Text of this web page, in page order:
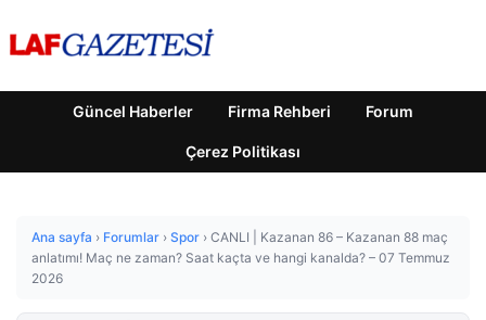
Güncel Haberler Firma Rehberi Forum
Çerez Politikası
Ana sayfa › Forumlar › Spor › CANLI | Kazanan 86 – Kazanan 88 maç
anlatımı! Maç ne zaman? Saat kaçta ve hangi kanalda? – 07 Temmuz
2026